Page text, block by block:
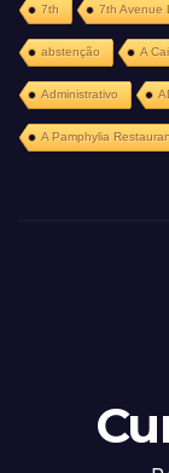
7th 7th Avenue
abstenção A
Administrativo
A Pamphylia